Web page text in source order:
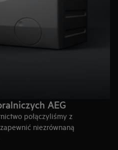
AEG
połączyliśmy z
niezrównaną